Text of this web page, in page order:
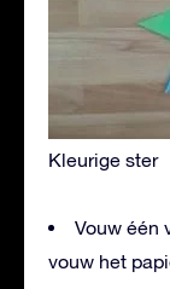
Kleurige ster
Vouw één
vouw het